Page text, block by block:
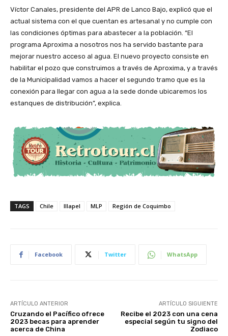
Víctor Canales, presidente del APR de Lanco Bajo, explicó que el
actual sistema con el que cuentan es artesanal y no cumple con
las condiciones óptimas para abastecer a la población. “El
programa Aproxima a nosotros nos ha servido bastante para
mejorar nuestro acceso al agua. El nuevo proyecto consiste en
habilitar el pozo que construimos a través de Aproxima, y a través
de la Municipalidad vamos a hacer el segundo tramo que es la
conexión para llegar con agua a la sede donde ubicaremos los
estanques de distribución”, explica.
TAGS Chile Illapel MLP Región de Coquimbo
Facebook Twitter WhatsApp
ARTÍCULO ANTERIOR
Cruzando el Pacífico ofrece
2023 becas para aprender
acerca de China
ARTÍCULO SIGUIENTE
Recibe el 2023 con una cena
especial según tu signo del
Zodiaco